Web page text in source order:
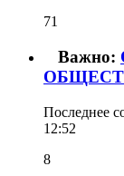
71
Важно:
Последнее
12:52
8